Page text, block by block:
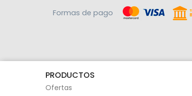
Formas de pago
PRODUCTOS
Ofertas